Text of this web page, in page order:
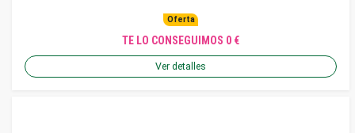
Oferta
TE LO CONSEGUIMOS 0 €
Ver detalles